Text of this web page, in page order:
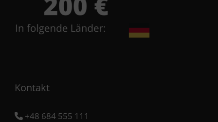
Kontakt
+48 684 555 111